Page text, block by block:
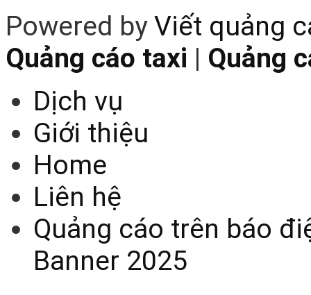
Powered byViết quảng
Quảng cáo taxi | Quảng
Dịch vụ
Giới thiệu
Home
Liên hệ
Quảng cáo trên báo
Banner 2025